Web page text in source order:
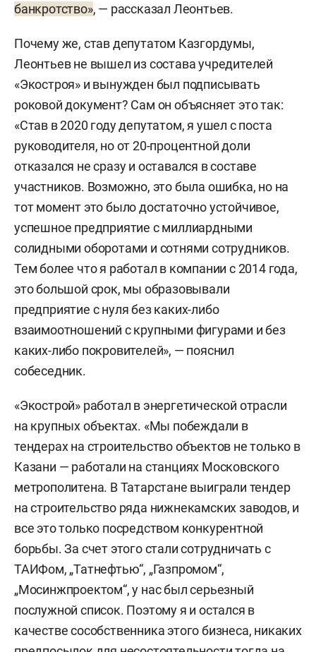
банкротство», — рассказал Леонтьев.
Почему же, став депутатом Казгордумы,
Леонтьев не вышел из состава учредителей
«Экостроя» и вынужден был подписывать
роковой документ? Сам он объясняет это так:
«Став в 2020 году депутатом, я ушел с поста
руководителя, но от 20-процентной доли
отказался не сразу и оставался в составе
участников. Возможно, это была ошибка, но на
тот момент это было достаточно устойчивое,
успешное предприятие с миллиардными
солидными оборотами и сотнями сотрудников.
Тем более что я работал в компании с 2014 года,
это большой срок, мы образовывали
предприятие с нуля без каких-либо
взаимоотношений с крупными фигурами и без
каких-либо покровителей», — пояснил
собеседник.
«Экострой» работал в энергетической отрасли
на крупных объектах. «Мы побеждали в
тендерах на строительство объектов не только в
Казани — работали на станциях Московского
метрополитена. В Татарстане выиграли тендер
на строительство ряда нижнекамских заводов, и
все это только посредством конкурентной
борьбы. За счет этого стали сотрудничать с
ТАИФом, „Татнефтью“, „Газпромом“,
„Мосинжпроектом“, у нас был серьезный
послужной список. Поэтому я и остался в
качестве сособственника этого бизнеса, никаких